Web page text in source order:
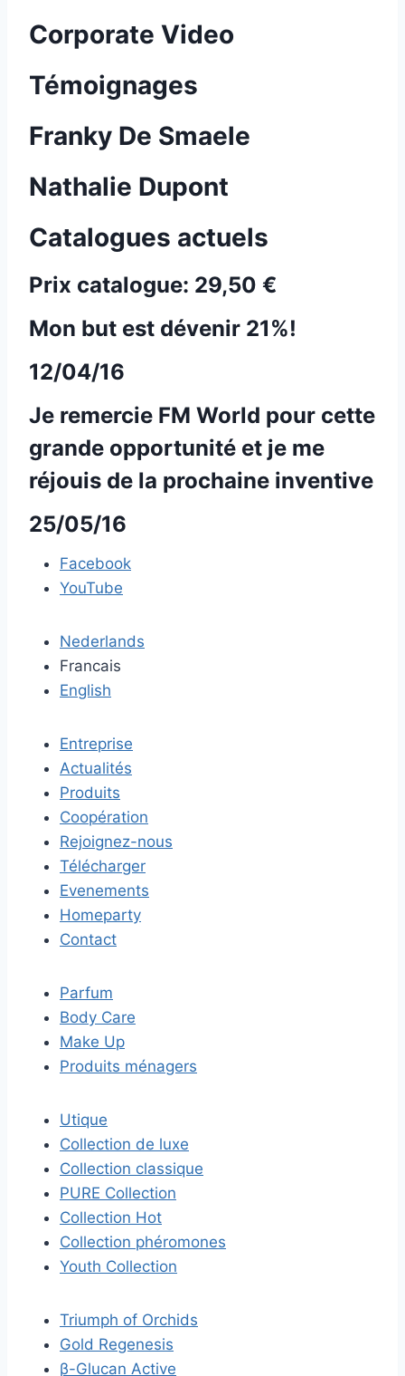
Corporate Video
Témoignages
Franky De Smaele
Nathalie Dupont
Catalogues actuels
Prix catalogue: 29,50 €
Mon but est dévenir 21%!
12/04/16
Je remercie FM World pour cette
grande opportunité et je me
réjouis de la prochaine inventive
25/05/16
Facebook
YouTube
Nederlands
Francais
English
Entreprise
Actualités
Produits
Coopération
Rejoignez-nous
Télécharger
Evenements
Homeparty
Contact
Parfum
Body Care
Make Up
Produits ménagers
Utique
Collection de luxe
Collection classique
PURE Collection
Collection Hot
Collection phéromones
Youth Collection
Triumph of Orchids
Gold Regenesis
β-Glucan Active